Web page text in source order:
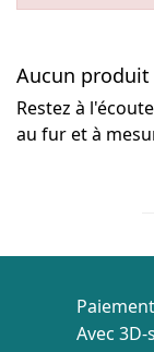
Aucun
Restez à
au fur et à
Avec